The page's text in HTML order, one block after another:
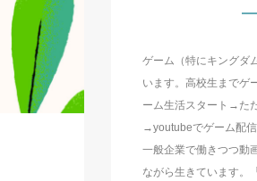
ゲーム（特にキングダ
います。高校生までゲ
ーム生活スタート→た
→youtubeでゲーム配
一般企業で働きつつ動
ながら生きています。